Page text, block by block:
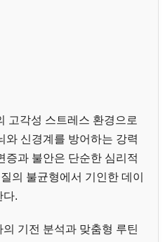
고각성 스트레스 환경으로
와 신경계를 방어하는 강력
증과 불안은 단순한 심리적
의 불균형에서 기인한 데이
다.
기전 분석과 맞춤형 루틴